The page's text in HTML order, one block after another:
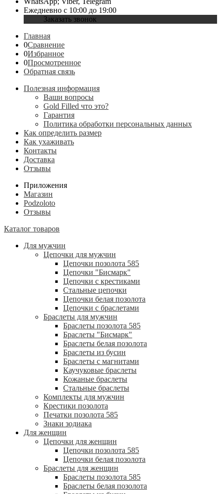
Ежедневно с 10:00 до 19:00
Заказать звонок
Главная
0Сравнение
0Избранное
0Просмотренное
Обратная связь
Полезная информация
Ваши вопросы
Gold Filled что это?
Гарантия
Политика обработки персональных данных
Как определить размер
Как ухаживать
Контакты
Доставка
Отзывы
Приложения
Магазин
Podzoloto
Отзывы
Каталог товаров
Для мужчин
Цепочки для мужчин
Цепочки позолота 585
Цепочки "Бисмарк"
Цепочки с крестиками
Стальные цепочки
Цепочки белая позолота
Цепочки с браслетами
Браслеты для мужчин
Браслеты позолота 585
Браслеты "Бисмарк"
Браслеты белая позолота
Браслеты из бусин
Браслеты с магнитами
Каучуковые браслеты
Кожаные браслеты
Стальные браслеты
Комплекты для мужчин
Крестики позолота
Печатки позолота 585
Знаки зодиака
Для женщин
Цепочки для женщин
Цепочки позолота 585
Цепочки белая позолота
Браслеты для женщин
Браслеты позолота 585
Браслеты белая позолота